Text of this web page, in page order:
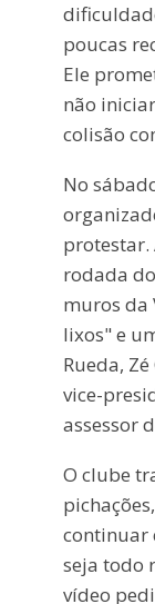
poucas
Ele
não
colisão
No
protestar.
rodada
muros da
lixos" e
Rueda,
vice-
assessor
O clube
continuar
seja todo
vídeo